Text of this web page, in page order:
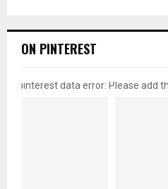
ON PINTEREST
pinterest data error: Please add